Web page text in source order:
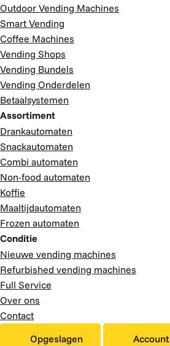
Outdoor Vending Machines
Smart Vending
Coffee Machines
Vending Shops
Vending Bundels
Vending Onderdelen
Betaalsystemen
Assortiment
Drankautomaten
Snackautomaten
Combi automaten
Non-food automaten
Koffie
Maaltijdautomaten
Frozen automaten
Conditie
Nieuwe vending machines
Refurbished vending machines
Full Service
Over ons
Contact
Opgeslagen Account